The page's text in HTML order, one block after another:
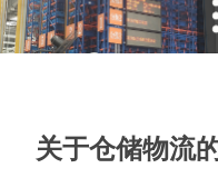
关于仓储物流